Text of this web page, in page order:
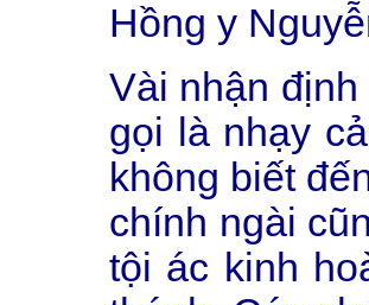
Hồng y
Vài nhận
gọi là nhạy
không biết
chính ngài
tội ác kinh